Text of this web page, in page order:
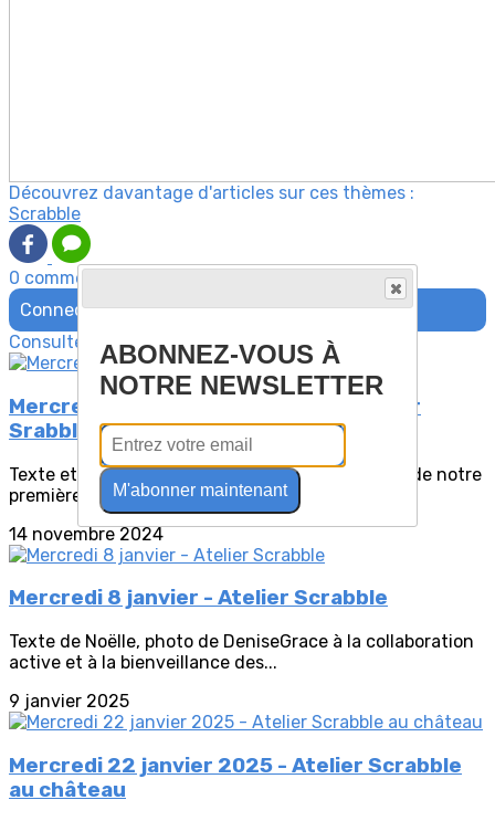
Découvrez davantage d'articles sur ces thèmes :
Scrabble
0 commentaire(s)
Connectez-vous pour laisser un commentaire
Consultez également
Mercredi 13 novembre - Premier atelier
Srabble.
Texte et Photos de Noëlle.Voici quelques photos de notre
première séance de Scrabble aujourd’hui...
14 novembre 2024
Mercredi 8 janvier - Atelier Scrabble
Texte de Noëlle, photo de DeniseGrace à la collaboration
active et à la bienveillance des...
9 janvier 2025
Mercredi 22 janvier 2025 - Atelier Scrabble
au château
ABONNEZ-VOUS À
NOTRE NEWSLETTER
M'abonner maintenant